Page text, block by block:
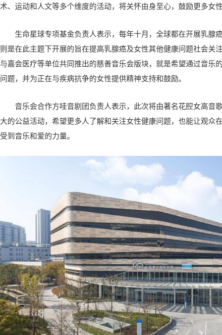
术、运动和人文等多个维度的活动，将关怀由身至心，鼓励更多女
生命星球专项基金负责人表示，每年十月，全球都在开展乳腺
则是在此主题下开展的旨在提高乳腺癌及女性其他健康问题社会关
与嘉会医疗等单位共同推出的慈善音乐会版块，就是希望通过音乐
问题，并为正在与疾病抗争的女性提供精神支持和鼓励。
音乐会合作方哇音剧团负责人表示，此次将由著名花腔女高音
大的公益活动，希望更多人了解和关注女性健康问题，也能让观众
受到音乐和爱的力量。